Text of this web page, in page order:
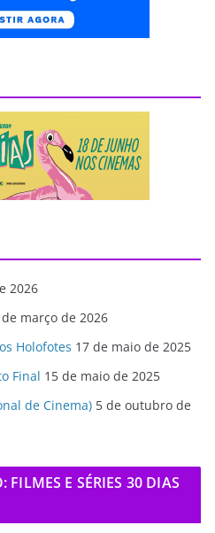
2026
de março de 2026
Holofotes 17 de maio de 2025
Final 15 de maio de 2025
de Cinema) 5 de outubro de
E SÉRIES 30 DIAS